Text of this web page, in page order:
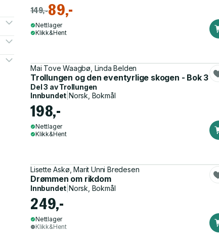
149,-89,-
Nettlager
Klikk&Hent
Mai Tove Waagbø, Linda Belden
Trollungen og den eventyrlige skogen - Bok 3
Del 3 avTrollungen
Innbundet |Norsk, Bokmål
198,-
Nettlager
Klikk&Hent
Lisette Askø, Marit Unni Bredesen
Drømmen om rikdom
Innbundet |Norsk, Bokmål
249,-
Nettlager
Klikk&Hent